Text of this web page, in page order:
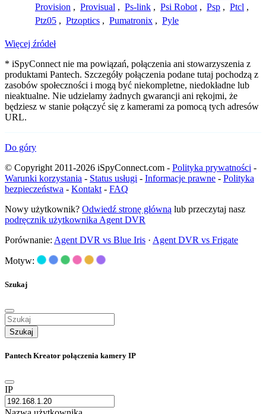
Provision , Provisual , Ps-link , Psi Robot , Psp , Ptcl ,
Ptz05 , Ptzoptics , Pumatronix , Pyle
Więcej źródeł
* iSpyConnect nie ma powiązań, połączenia ani stowarzyszenia z
produktami Pantech. Szczegóły połączenia podane tutaj pochodzą z
zasobów społeczności i mogą być niekompletne, niedokładne lub
nieaktualne. Nie udzielamy żadnych gwarancji ani rękojmi, że
będziesz w stanie połączyć się z kamerami za pomocą tych adresów
URL.
Do góry
© Copyright 2011-2026 iSpyConnect.com - Polityka prywatności -
Warunki korzystania - Status usługi - Informacje prawne - Polityka
bezpieczeństwa - Kontakt - FAQ
Nowy użytkownik? Odwiedź stronę główną lub przeczytaj nasz
podręcznik użytkownika Agent DVR
Porównanie: Agent DVR vs Blue Iris · Agent DVR vs Frigate
Motyw:
Szukaj
Szukaj
Pantech Kreator połączenia kamery IP
IP